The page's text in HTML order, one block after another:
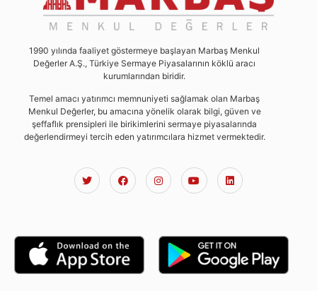
1990 yılında faaliyet göstermeye başlayan Marbaş Menkul
Değerler A.Ş., Türkiye Sermaye Piyasalarının köklü aracı
kurumlarından biridir.
Temel amacı yatırımcı memnuniyeti sağlamak olan Marbaş
Menkul Değerler, bu amacına yönelik olarak bilgi, güven ve
şeffaflık prensipleri ile birikimlerini sermaye piyasalarında
değerlendirmeyi tercih eden yatırımcılara hizmet vermektedir.